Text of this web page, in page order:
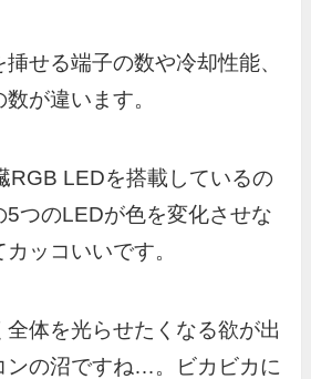
せる端子の数や冷却性能、
が違います。
RGB LEDを搭載しているの
5つのLEDが色を変化させな
ッコいいです。
体を光らせたくなる欲が出
ンの沼ですね…。ビカビカに